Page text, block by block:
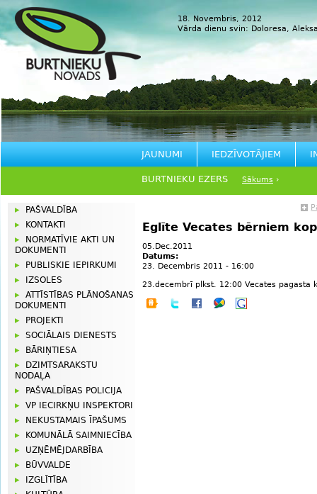
18. Novembris, 2012
Vārda dienu svin: Doloresa,
Eglīte Vecates bērniem
05.Dec.2011
Datums:
23. Decembris 2011 - 16:00
23.decembrī plkst. 12:00 Vecates pagasta
JAUNUMI IEDZĪVOTĀJIEM
BURTNIEKU EZERS Sākums ›
PAŠVALDĪBA
KONTAKTI
NORMATĪVIE AKTI UN
DOKUMENTI
PUBLISKIE IEPIRKUMI
IZSOLES
ATTĪSTĪBAS PLĀNOŠANAS
DOKUMENTI
PROJEKTI
SOCIĀLAIS DIENESTS
BĀRIŅTIESA
DZIMTSARAKSTU
NODAĻA
PAŠVALDĪBAS POLICIJA
VP IECIRKŅU INSPEKTORI
NEKUSTAMAIS ĪPAŠUMS
KOMUNĀLĀ SAIMNIECĪBA
UZŅĒMĒJDARBĪBA
BŪVVALDE
IZGLĪTĪBA